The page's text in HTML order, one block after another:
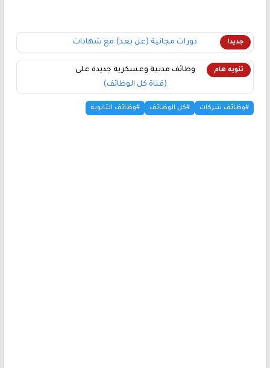
جديد! دورات مجانية (عن بعد) مع شهادات
تنويه هام
وظائف مدنية وعسكرية جديدة على
(قناة كل الوظائف)
#وظائف شركات #كل الوظائف #وظائف الثانوية